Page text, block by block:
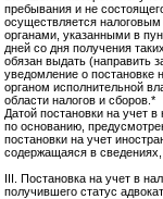
пребывания и не
осуществляется
органами, указанными в
дней со дня получения
обязан выдать (направить
уведомление о
органом исполнительной
области налогов и сборов.*
Датой постановки на учет в
по основанию,
постановки на учет
содержащаяся в сведениях,
III. Постановка на учет в
получившего статус